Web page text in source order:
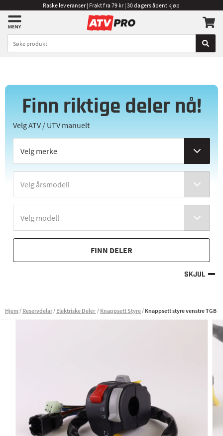
Raske leveranser | Frakt fra 79 kr | 30 dagers åpent kjøp
Finn riktige deler nå!
Velg ATV / UTV manuelt
FINN DELER
SKJUL
Hjem Reservdelar Elektriske Deler Knappsett Styre Knappsett styre venstre TGB